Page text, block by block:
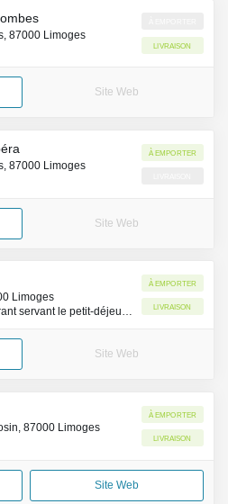
87000 Limoges
Livraison
Site Web
87000 Limoges
À emporter
Site Web
Limoges
À emporter
Livraison
Site Web
87000 Limoges
À emporter
Livraison
Site Web